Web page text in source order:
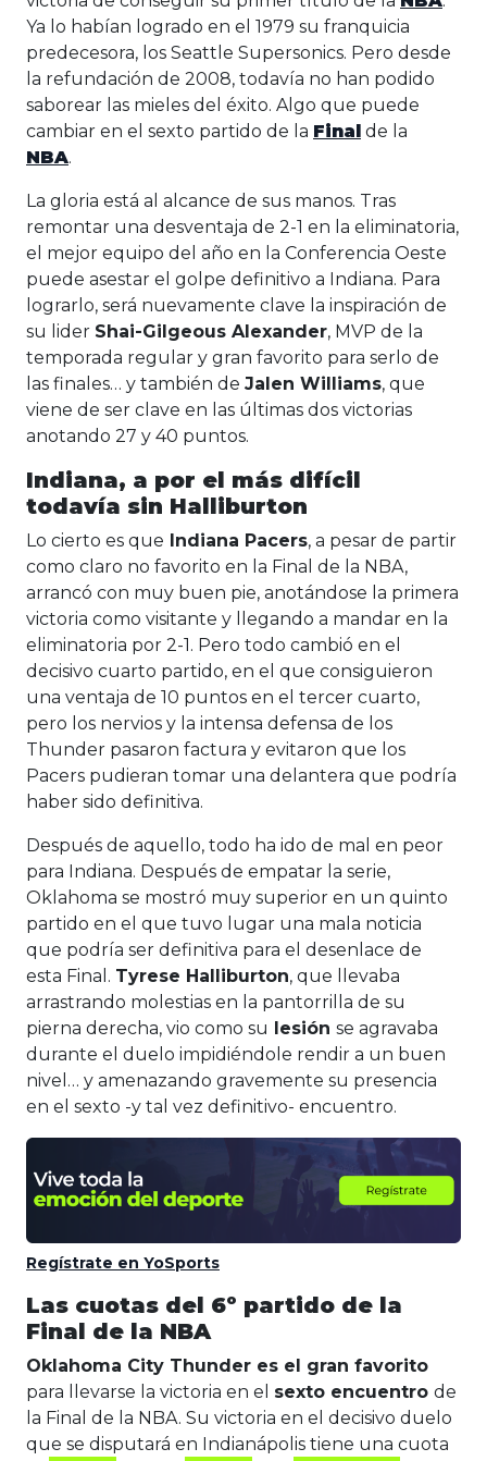
Ya lo habían logrado en el 1979 su franquicia
predecesora, los Seattle Supersonics. Pero desde
la refundación de 2008, todavía no han podido
saborear las mieles del éxito. Algo que puede
cambiar en el sexto partido de la Final de la
NBA.
La gloria está al alcance de sus manos. Tras
remontar una desventaja de 2-1 en la eliminatoria,
el mejor equipo del año en la Conferencia Oeste
puede asestar el golpe definitivo a Indiana. Para
lograrlo, será nuevamente clave la inspiración de
su lider Shai-Gilgeous Alexander, MVP de la
temporada regular y gran favorito para serlo de
las finales… y también de Jalen Williams, que
viene de ser clave en las últimas dos victorias
anotando 27 y 40 puntos.
Indiana, a por el más difícil
todavía sin Halliburton
Lo cierto es que Indiana Pacers, a pesar de partir
como claro no favorito en la Final de la NBA,
arrancó con muy buen pie, anotándose la primera
victoria como visitante y llegando a mandar en la
eliminatoria por 2-1. Pero todo cambió en el
decisivo cuarto partido, en el que consiguieron
una ventaja de 10 puntos en el tercer cuarto,
pero los nervios y la intensa defensa de los
Thunder pasaron factura y evitaron que los
Pacers pudieran tomar una delantera que podría
haber sido definitiva.
Después de aquello, todo ha ido de mal en peor
para Indiana. Después de empatar la serie,
Oklahoma se mostró muy superior en un quinto
partido en el que tuvo lugar una mala noticia
que podría ser definitiva para el desenlace de
esta Final. Tyrese Halliburton, que llevaba
arrastrando molestias en la pantorrilla de su
pierna derecha, vio como su
lesión se agravaba
durante el duelo impidiéndole rendir a un buen
nivel… y amenazando gravemente su presencia
en el sexto -y tal vez definitivo- encuentro.
Regístrate en YoSports
Las cuotas del 6º partido de la
Final de la NBA
Oklahoma City Thunder es el gran favorito
para llevarse la victoria en el sexto encuentro de
la Final de la NBA. Su victoria en el decisivo duelo
que se disputará en Indianápolis tiene una cuota